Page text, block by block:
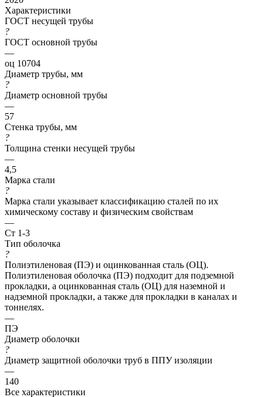
Характеристики
ГОСТ несущей трубы
?
ГОСТ основной трубы
—
оц 10704
Диаметр трубы, мм
?
Диаметр основной трубы
—
57
Стенка трубы, мм
?
Толщина стенки несущей трубы
—
4,5
Марка стали
?
Марка стали указывает классификацию сталей по их
химическому составу и физическим свойствам
—
Ст 1-3
Тип оболочка
?
Полиэтиленовая (ПЭ) и оцинкованная сталь (ОЦ).
Полиэтиленовая оболочка (ПЭ) подходит для подземной
прокладки, а оцинкованная сталь (ОЦ) для наземной и
надземной прокладки, а также для прокладки в каналах и
тоннелях.
—
ПЭ
Диаметр оболочки
?
Диаметр защитной оболочки труб в ППУ изоляции
—
140
Все характеристики